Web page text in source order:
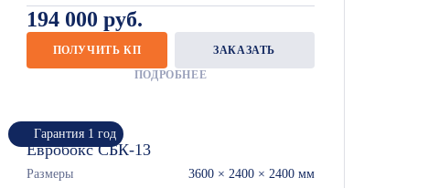
194 000 руб.
ПОЛУЧИТЬ КП
ЗАКАЗАТЬ
ПОДРОБНЕЕ
Гарантия 1 год
Евробокс СБК-13
Размеры 3600 × 2400 × 2400 мм